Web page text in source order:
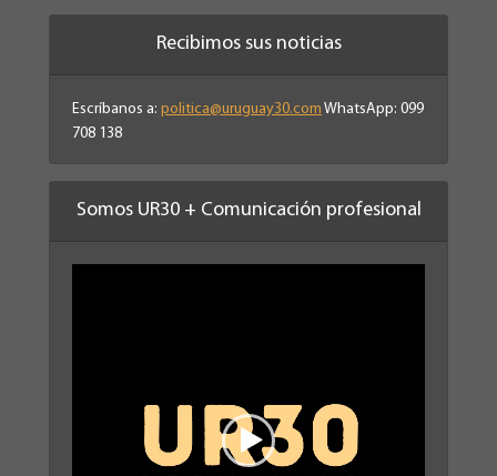
Recibimos sus noticias
Escríbanos a: politica@uruguay30.com WhatsApp: 099
708 138
Somos UR30 + Comunicación profesional